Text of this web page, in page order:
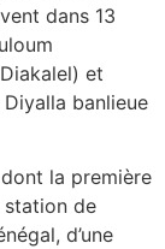
dans 13
et
banlieue
la première
station de
d’une